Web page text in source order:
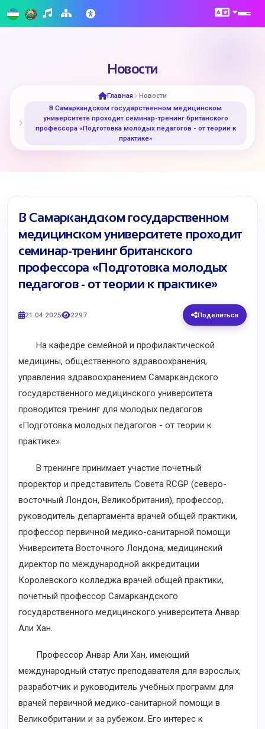
Новости
Главная
Новости
В Самаркандском государственном медицинском
университете проходит семинар-тренинг британского
профессора «Подготовка молодых педагогов - от теории к
практике»
В Самаркандском государственном
медицинском университете проходит
семинар-тренинг британского
профессора «Подготовка молодых
педагогов - от теории к практике»
21.04.2025 2297 Поделиться
На кафедре семейной и профилактической
медицины, общественного здравоохранения,
управления здравоохранением Самаркандского
государственного медицинского университета
проводится тренинг для молодых педагогов
«Подготовка молодых педагогов - от теории к
практике».
В тренинге принимает участие почетный
проректор и представитель Совета RCGP (северо-
восточный Лондон, Великобритания), профессор,
руководитель департамента врачей общей практики,
профессор первичной медико-санитарной помощи
Университета Восточного Лондона, медицинский
директор по международной аккредитации
Королевского колледжа врачей общей практики,
почетный профессор Самаркандского
государственного медицинского университета Анвар
Али Хан.
Профессор Анвар Али Хан, имеющий
международный статус преподавателя для взрослых,
разработчик и руководитель учебных программ для
врачей первичной медико-санитарной помощи в
Великобритании и за рубежом. Его интерес к